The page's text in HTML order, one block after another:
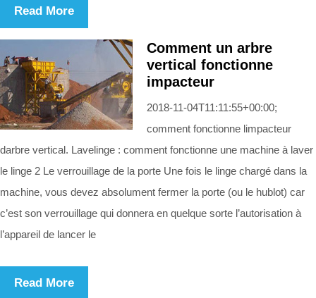
Read More
Comment un arbre
vertical fonctionne
impacteur
2018-11-04T11:11:55+00:00;
comment fonctionne limpacteur
darbre vertical. Lavelinge : comment fonctionne une machine à laver
le linge 2 Le verrouillage de la porte Une fois le linge chargé dans la
machine, vous devez absolument fermer la porte (ou le hublot) car
c’est son verrouillage qui donnera en quelque sorte l’autorisation à
l’appareil de lancer le
Read More